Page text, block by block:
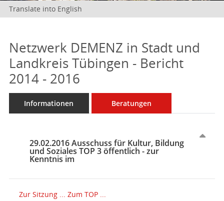
Translate into English
Netzwerk DEMENZ in Stadt und
Landkreis Tübingen - Bericht
2014 - 2016
Informationen Beratungen
29.02.2016 Ausschuss für Kultur, Bildung
und Soziales TOP 3 öffentlich - zur
Kenntnis im
Zur Sitzung ... Zum TOP ...